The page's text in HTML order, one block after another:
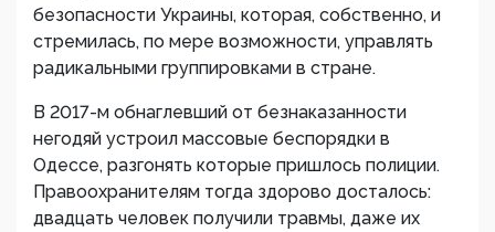
безопасности Украины, которая, собственно, и
стремилась, по мере возможности, управлять
радикальными группировками в стране.
В 2017-м обнаглевший от безнаказанности
негодяй устроил массовые беспорядки в
Одессе, разгонять которые пришлось полиции.
Правоохранителям тогда здорово досталось:
двадцать человек получили травмы, даже их